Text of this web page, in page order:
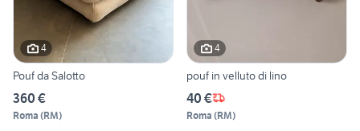
4
Pouf da Salotto
360 €
Roma (RM)
4
pouf in velluto di lino
40 €
Roma (RM)